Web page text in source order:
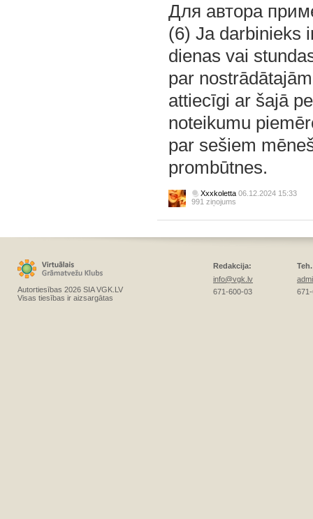
Для автора
(6) Ja darbinieks
dienas vai
par
attiecīgi ar šajā
noteikumu
par sešiem
prombūtnes.
Xxxkoletta 06.12.2024 15:33
991 ziņojums
Autortiesības 2026 SIA VGK.LV
Visas tiesības ir aizsargātas
Redakcija:
info@vgk.lv
671-600-03